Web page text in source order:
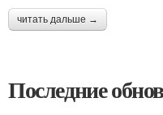
читать дальше →
Последние